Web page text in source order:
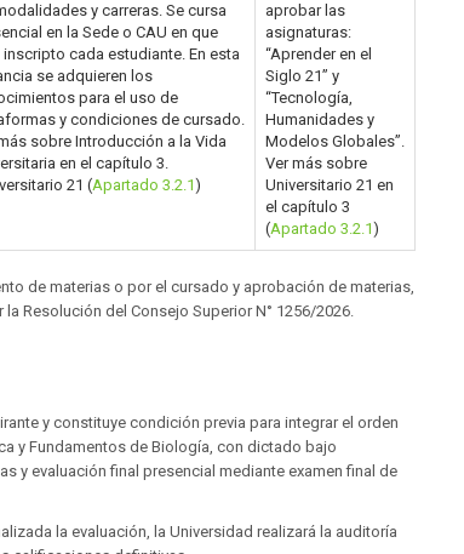
y carreras. Se cursa
en la Sede o CAU en que
inscripto cada estudiante. En esta
se adquieren los
para el uso de
y condiciones de cursado.
sobre Introducción a la Vida
en el capítulo 3.
21 (Apartado 3.2.1)
aprobar las
asignaturas:
“Aprender en el
Siglo 21” y
“Tecnología,
Humanidades y
Modelos Globales”.
Ver más sobre
Universitario 21 en
el capítulo 3
(Apartado 3.2.1)
de materias o por el cursado y aprobación de materias,
Resolución del Consejo Superior N° 1256/2026.
y constituye condición previa para integrar el orden
y Fundamentos de Biología, con dictado bajo
y evaluación final presencial mediante examen final de
la evaluación, la Universidad realizará la auditoría